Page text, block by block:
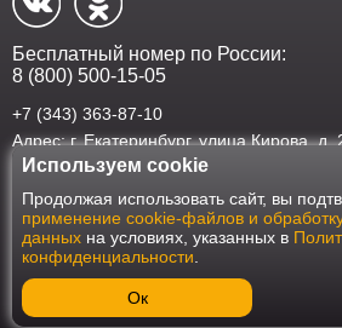
Бесплатный номер по России:
8 (800) 500-15-05
+7 (343) 363-87-10
Адрес: г. Екатеринбург, улица Кирова,
Наш интернет-магазин работает в
Федерального закона от 27 июля 2006
данных". Оформить заказ на сайте
наличии согласия на обработку Ваших
улучшения работы сайта и его
используем файлы cookie. Продолжая
соглашаетесь с
Используем cookie
Продолжая использовать сайт, вы
применение cookie-файлов и
данных на условиях, указанных в
конфиденциальности
Ок